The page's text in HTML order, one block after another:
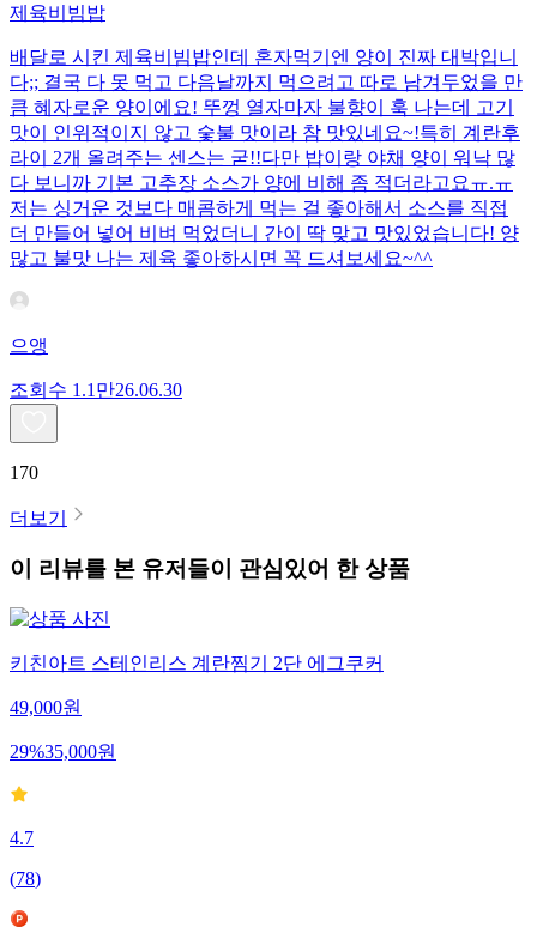
제육비빔밥
배달로 시킨 제육비빔밥인데 혼자먹기엔 양이 진짜 대박입니
다;; 결국 다 못 먹고 다음날까지 먹으려고 따로 남겨두었을 만
큼 혜자로운 양이에요! 뚜껑 열자마자 불향이 훅 나는데 고기
맛이 인위적이지 않고 숯불 맛이라 참 맛있네요~!특히 계란후
라이 2개 올려주는 센스는 굳!! ​다만 밥이랑 야채 양이 워낙 많
다 보니까 기본 고추장 소스가 양에 비해 좀 적더라고요ㅠ.ㅠ
저는 싱거운 것보다 매콤하게 먹는 걸 좋아해서 소스를 직접
더 만들어 넣어 비벼 먹었더니 간이 딱 맞고 맛있었습니다! 양
많고 불맛 나는 제육 좋아하시면 꼭 드셔보세요~^^
으앵
조회수 1.1만26.06.30
170
더보기
이 리뷰를 본 유저들이 관심있어 한 상품
키친아트 스테인리스 계란찜기 2단 에그쿠커
49,000원
29%35,000원
4.7
(78)